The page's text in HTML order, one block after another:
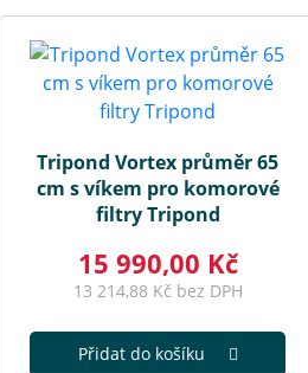
Tripond Vortex průměr 65
cm s víkem pro komorové
filtry Tripond
15 990,00 Kč
13 214,88 Kč bez DPH
Přidat do košíku